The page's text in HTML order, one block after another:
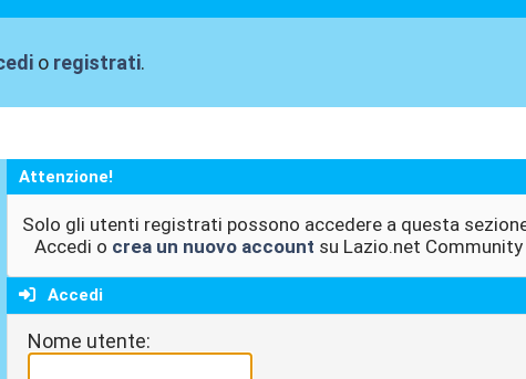
o registrati.
Attenzione!
Solo gli utenti registrati possono accedere a questa
Accedi o crea un nuovo account su Lazio.net Community
Accedi
Nome utente: